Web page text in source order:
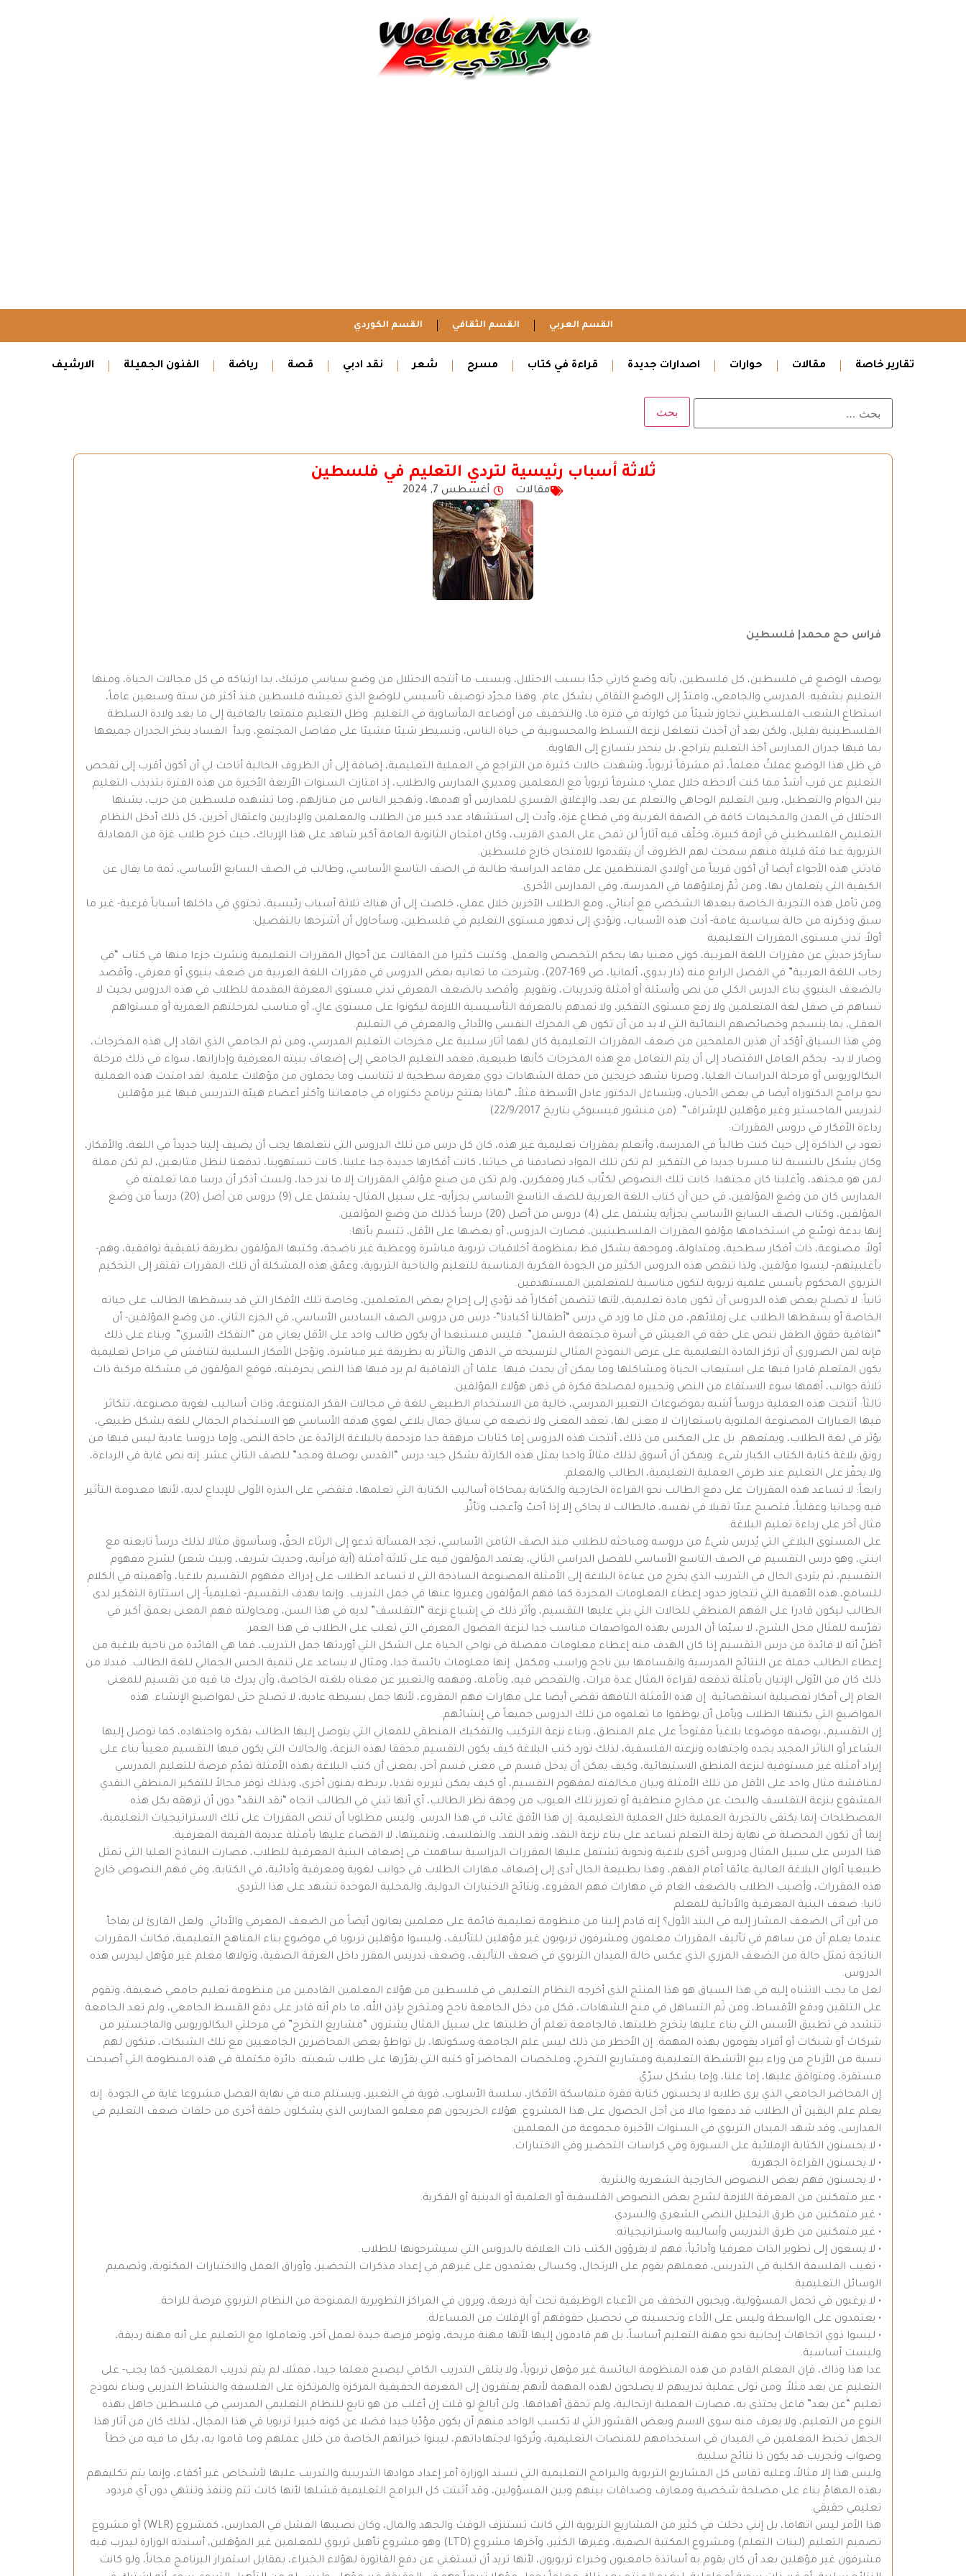
القسم العربي القسم الثقافي القسم الكوردي
تقارير خاصة مقالات حوارات اصدارات جديدة قراءة في كتاب مسرح شعر نقد ادبي قصة رياضة الفنون الجميلة الارشيف
ثلاثة أسباب رئيسية لتردي التعليم في فلسطين
مقالات أغسطس 7, 2024
فراس حج محمد| فلسطين
يوصف الوضع في فلسطين، كل فلسطين، بأنه وضع كارثي جدّا بسبب الاحتلال، وبسبب ما أنتجه الاحتلال من وضع سياسي مرتبك، بدا ارتباكه في كل مجالات الحياة، ومنها
التعليم بشقيه: المدرسي والجامعي، وامتدّ إلى الوضع الثقافي بشكل عام. وهذا مجرّد توصيف تأسيسي للوضع الذي تعيشه فلسطين منذ أكثر من ستة وسبعين عاماً،
استطاع الشعب الفلسطيني تجاوز شيئاً من كوارثه في فترة ما، والتخفيف من أوضاعه المأساوية في التعليم. وظل التعليم متمتعا بالعافية إلى ما بعد ولادة السلطة
الفلسطينية بقليل، ولكن بعد أن أخذت تتغلغل نزعة التسلط والمحسوبية في حياة الناس، وتسيطر شيئا فشيئا على مفاصل المجتمع، وبدأ الفساد ينخر الجدران جميعها
بما فيها جدران المدارس أخذ التعليم يتراجع، بل ينحدر بتسارع إلى الهاوية.
في ظل هذا الوضع عملتُ معلماً، ثم مشرفاً تربوياً، وشهدت حالات كثيرة من التراجع في العملية التعليمية، إضافة إلى أن الظروف الحالية أتاحت لي أن أكون أقرب إلى تفحص
التعليم عن قرب أشدّ مما كنت ألاحظه خلال عملي؛ مشرفاً تربوياً مع المعلمين ومديري المدارس والطلاب، إذ امتازت السنوات الأربعة الأخيرة من هذه الفترة بتذبذب التعليم
بين الدوام والتعطيل، وبين التعليم الوجاهي والتعلم عن بعد، والإغلاق القسري للمدارس أو هدمها، وتهجير الناس من منازلهم، وما تشهده فلسطين من حرب، يشنها
الاحتلال في المدن والمخيمات كافة في الضفة الغربية وفي قطاع غزة، وأدت إلى استشهاد عدد كبير من الطلاب والمعلمين والإداريين واعتقال آخرين، كل ذلك أدخل النظام
التعليمي الفلسطيني في أزمة كبيرة، وخلّف فيه آثاراً لن تمحى على المدى القريب، وكان امتحان الثانوية العامة أكبر شاهد على هذا الإرباك، حيث خرج طلاب غزة من المعادلة
التربوية عدا فئة قليلة منهم سمحت لهم الظروف أن يتقدموا للامتحان خارج فلسطين.
قادتني هذه الأجواء أيضا أن أكون قريباً من أولادي المنتظمين على مقاعد الدراسة؛ طالبة في الصف التاسع الأساسي، وطالب في الصف السابع الأساسي، ثمة ما يقال عن
الكيفية التي يتعلمان بها، ومن ثَمّ زملاؤهما في المدرسة، وفي المدارس الأخرى.
ومن تأمل هذه التجربة الخاصة ببعدها الشخصي مع أبنائي، ومع الطلاب الآخرين خلال عملي، خلصت إلى أن هناك ثلاثة أسباب رئيسية، تحتوي في داخلها أسباباً فرعية- غير ما
سبق وذكرته من حالة سياسية عامة- أدت هذه الأسباب، وتؤدي إلى تدهور مستوى التعليم في فلسطين، وسأحاول أن أشرحها بالتفصيل:
أولاً: تدني مستوى المقررات التعليمية
سأركز حديثي عن مقررات اللغة العربية، كوني معنيا بها بحكم التخصص والعمل. وكتبت كثيرا من المقالات عن أحوال المقررات التعليمية ونشرت جزءا منها في كتاب “في
رحاب اللغة العربية” في الفصل الرابع منه (دار بدوي، ألمانيا، ص 169-207)، وشرحت ما تعانيه بعض الدروس في مقررات اللغة العربية من ضعف بنيوي أو معرفي، وأقصد
بالضعف البنيوي بناء الدرس الكلي من نص وأسئلة أو أمثلة وتدريبات، وتقويم. وأقصد بالضعف المعرفي تدني مستوى المعرفة المقدمة للطلاب في هذه الدروس بحيث لا
تساهم في صقل لغة المتعلمين ولا رفع مستوى التفكير، ولا تمدهم بالمعرفة التأسيسية اللازمة ليكونوا على مستوى عالٍ، أو مناسب لمرحلتهم العمرية أو مستواهم
العقلي، بما ينسجم وخصائصهم النمائية التي لا بد من أن تكون هي المحرك النفسي والأدائي والمعرفي في التعليم.
وفي هذا السياق أؤكد أن هذين الملمحين من ضعف المقررات التعليمية كان لهما آثار سلبية على مخرجات التعليم المدرسي، ومن ثم الجامعي الذي انقاد إلى هذه المخرجات،
وصار لا بد- بحكم العامل الاقتصاد إلى أن يتم التعامل مع هذه المخرجات كأنها طبيعية، فعمد التعليم الجامعي إلى إضعاف بنيته المعرفية وإداراتها، سواء في ذلك مرحلة
البكالوريوس أو مرحلة الدراسات العليا، وصرنا نشهد خريجين من حملة الشهادات ذوي معرفة سطحية لا تتناسب وما يحملون من مؤهلات علمية. لقد امتدت هذه العملية
نحو برامج الدكتوراه أيضا في بعض الأحيان، ويتساءل الدكتور عادل الأسطة مثلاً، “لماذا يفتتح برنامج دكتوراه في جامعاتنا وأكثر أعضاء هيئة التدريس فيها غير مؤهلين
لتدريس الماجستير وغير مؤهلين للإشراف”. (من منشور فيسبوكي بتاريخ 22/9/2017)
رداءة الأفكار في دروس المقررات:
تعود بي الذاكرة إلى حيث كنت طالباً في المدرسة، وأتعلم بمقررات تعليمية غير هذه، كان كل درس من تلك الدروس التي نتعلمها يجب أن يضيف إلينا جديداً في اللغة، والأفكار،
وكان يشكل بالنسبة لنا مسربا جديدا في التفكير. لم تكن تلك المواد تصادفنا في حياتنا، كانت أفكارها جديدة جدا علينا، كانت تستهوينا، تدفعنا لنظل متابعين، لم تكن مملة
لمن هو مجتهد، وأغلبنا كان مجتهدا. كانت تلك النصوص لكتّاب كبار ومفكرين، ولم تكن من صنع مؤلفي المقررات إلا ما ندر جدا، ولست أذكر أن درسا مما تعلمته في
المدارس كان من وضع المؤلفين، في حين أن كتاب اللغة العربية للصف التاسع الأساسي بجزأيه- على سبيل المثال- يشتمل على (9) دروس من أصل (20) درساً من وضع
المؤلفين، وكتاب الصف السابع الأساسي بجزأيه يشتمل على (4) دروس من أصل (20) درساً كذلك من وضع المؤلفين.
إنها بدعة توسّع في استخدامها مؤلفو المقررات الفلسطينيين، فصارت الدروس، أو بعضها على الأقل، تتسم بأنها:
أولاً: مصنوعة، ذات أفكار سطحية، ومتداولة، وموجهة بشكل فظ بمنظومة أخلاقيات تربوية مباشرة ووعظية غير ناضجة، وكتبها المؤلفون بطريقة تلفيقية توافقية، وهم-
بأغلبيتهم- ليسوا مؤلفين، ولذا تنقص هذه الدروس الكثير من الجودة الفكرية المناسبة للتعليم والناحية التربوية، وعمّق هذه المشكلة أن تلك المقررات تفتقر إلى التحكيم
التربوي المحكوم بأسس علمية تربوية لتكون مناسبة للمتعلمين المستهدفين.
ثانياً: لا تصلح بعض هذه الدروس أن تكون مادة تعليمية، لأنها تتضمن أفكاراً قد تؤدي إلى إحراج بعض المتعلمين، وخاصة تلك الأفكار التي قد يسقطها الطالب على حياته
الخاصة أو يسقطها الطلاب على زملائهم، من مثل ما ورد في درس “أطفالنا أكبادنا”- درس من دروس الصف السادس الأساسي، في الجزء الثاني، من وضع المؤلفين- أن
“اتفاقية حقوق الطفل تنص على حقه في العيش في أسرة مجتمعة الشمل”. فليس مستبعدا أن يكون طالب واحد على الأقل يعاني من “التفكك الأسري”. وبناء على ذلك
فإنه لمن الضروري أن تركز المادة التعليمية على عرض النموذج المثالي لترسيخه في الذهن والتأثر به بطريقة غير مباشرة، وتؤجل الأفكار السلبية لتناقش في مراحل تعليمية
يكون المتعلم قادرا فيها على استيعاب الحياة ومشاكلها وما يمكن أن يحدث فيها. علما أن الاتفاقية لم يرد فيها هذا النص بحرفيته، فوقع المؤلفون في مشكلة مركبة ذات
ثلاثة جوانب، أهمها سوء الاستقاء من النص وتجييره لمصلحة فكرة في ذهن هؤلاء المؤلفين.
ثالثاً: أنتجت هذه العملية دروساً أشبه بموضوعات التعبير المدرسي، خالية من الاستخدام الطبيعي للغة في مجالات الفكر المتنوعة، وذات أساليب لغوية مصنوعة، تتكاثر
فيها العبارات المصنوعة الملتوية باستعارات لا معنى لها، تعقد المعنى ولا تضعه في سياق جمال بلاغي لغوي هدفه الأساسي هو الاستخدام الجمالي للغة بشكل طبيعي،
يؤثر في لغة الطلاب، ويمتعهم. بل على العكس من ذلك، أنتجت هذه الدروس إما كتابات مرهقة جدا مزدحمة بالبلاغة الزائدة عن حاجة النص، وإما دروسا عادية ليس فيها من
رونق بلاغة كتابة الكتاب الكبار شيء. ويمكن أن أسوق لذلك مثالاً واحدا يمثل هذه الكارثة بشكل جيد؛ درس “القدس بوصلة ومجد” للصف الثاني عشر. إنه نص غاية في الرداءة،
ولا يحفّز على التعليم عند طرفي العملية التعليمية، الطالب والمعلم.
رابعاً: لا تساعد هذه المقررات على دفع الطالب نحو القراءة الخارجية والكتابة بمحاكاة أساليب الكتابة التي تعلمها، فتقضي على البذرة الأولى للإبداع لديه، لأنها معدومة التأثير
فيه وجدانيا وعقلياً، فتصبح عبئا ثقيلا في نفسه، فالطالب لا يحاكي إلا إذا أحبّ وأعجب وتأثّر.
مثال آخر على رداءة تعليم البلاغة:
على المستوى البلاغي التي يُدرس شيءُ من دروسه ومباحثه للطلاب منذ الصف الثامن الأساسي، تجد المسألة تدعو إلى الرثاء الحقّ، وسأسوق مثالا لذلك درساً تابعته مع
ابنتي، وهو درس التقسيم في الصف التاسع الأساسي للفصل الدراسي الثاني، يعتمد المؤلفون فيه على ثلاثة أمثلة (آية قرآنية، وحديث شريف، وبيت شعر) لشرح مفهوم
التقسيم، ثم يتردى الحال في التدريب الذي يخرج من عباءة البلاغة إلى الأمثلة المصنوعة الساذجة التي لا تساعد الطلاب على إدراك مفهوم التقسيم بلاغيا، وأهميته في الكلام
للسامع، هذه الأهمية التي تتجاوز حدود إعطاء المعلومات المجردة كما فهم المؤلفون وعبروا عنها في جمل التدريب. وإنما يهدف التقسيم- تعليمياً- إلى استثارة التفكير لدى
الطالب ليكون قادرا على الفهم المنطقي للحالات التي بني عليها التقسيم، وأثر ذلك في إشباع نزعة “التفلسف” لديه في هذا السن، ومحاولته فهم المعنى بعمق أكبر في
تفرّسه للمثال محل الشرح، لا سيّما أن الدرس بهذه المواصفات مناسب جدا لنزعة الفضول المعرفي التي تغلب على الطلاب في هذا العمر.
أظنّ أنه لا فائدة من درس التقسيم إذا كان الهدف منه إعطاء معلومات مفصلة في نواحي الحياة على الشكل التي أوردتها جمل التدريب، فما هي الفائدة من ناحية بلاغية من
إعطاء الطالب جملة عن النتائج المدرسية وانقسامها بين ناجح وراسب ومكمل. إنها معلومات بائسة جدا، ومثال لا يساعد على تنمية الحس الجمالي للغة الطالب. فبدلا من
ذلك كان من الأولى الإتيان بأمثلة تدفعه لقراءة المثال عدة مرات، والتفحص فيه، وتأمله، وفهمه والتعبير عن معناه بلغته الخاصة، وأن يدرك ما فيه من تقسيم للمعنى
العام إلى أفكار تفصيلية استقصائية. إن هذه الأمثلة التافهة تقضي أيضا على مهارات فهم المقروء، لأنها جمل بسيطة عادية، لا تصلح حتى لمواضيع الإنشاء. هذه
المواضيع التي يكتبها الطلاب ويأمل أن يوظفوا ما تعلموه من تلك الدروس جميعاً في إنشائهم.
إن التقسيم، بوصفه موضوعا بلاغياً مفتوحاً على علم المنطق، وبناء نزعة التركيب والتفكيك المنطقي للمعاني التي يتوصل إليها الطالب بفكره واجتهاده، كما توصل إليها
الشاعر أو الناثر المجيد بجده واجتهاده ونزعته الفلسفية، لذلك تورد كتب البلاغة كيف يكون التقسيم محققا لهذه النزعة، والحالات التي يكون فيها التقسيم معيباً بناء على
إيراد أمثلة غير مستوفية لنزعة المنطق الاستيفائية، وكيف يمكن أن يدخل قسم في معنى قسم آخر، بمعنى أن كتب البلاغة بهذه الأمثلة تقدّم فرصة للتعليم المدرسي
لمناقشة مثال واحد على الأقل من تلك الأمثلة وبيان مخالفته لمفهوم التقسيم، أو كيف يمكن تبريره نقديا، بربطه بفنون أخرى، وبذلك توفر مجالاً للتفكير المنطقي النقدي
المشفوع بنزعة التفلسف والبحث عن مخارج منطقية أو تعزيز تلك العيوب من وجهة نظر الطالب، أي أنها تبني في الطالب اتجاه “نقد النقد” دون أن ترهقه بكل هذه
المصطلحات إنما يكتفى بالتجربة العملية خلال العملية التعليمية. إن هذا الأفق غائب في هذا الدرس. وليس مطلوبا أن تنص المقررات على تلك الاستراتيجيات التعليمية،
إنما أن تكون المحصلة في نهاية رحلة التعلم تساعد على بناء نزعة النقد، ونقد النقد، والتفلسف، وتنميتها، لا القضاء عليها بأمثلة عديمة القيمة المعرفية.
هذا الدرس على سبيل المثال ودروس أخرى بلاغية ونحوية تشتمل عليها المقررات الدراسية ساهمت في إضعاف البنية المعرفية للطلاب، فصارت النماذج العليا التي تمثل
طبيعيا ألوان البلاغة العالية عائقا أمام الفهم، وهذا بطبيعة الحال أدى إلى إضعاف مهارات الطلاب في جوانب لغوية ومعرفية وأدائية، في الكتابة، وفي فهم النصوص خارج
هذه المقررات، وأصيب الطلاب بالضعف العام في مهارات فهم المقروء، ونتائج الاختبارات الدولية، والمحلية الموحدة تشهد على هذا التردي.
ثانيا: ضعف البنية المعرفية والأدائية للمعلم
من أين أتى الضعف المشار إليه في البند الأول؟ إنه قادم إلينا من منظومة تعليمية قائمة على معلمين يعانون أيضاً من الضعف المعرفي والأدائي. ولعل القارئ لن يفاجأ
عندما يعلم أن من ساهم في تأليف المقررات معلمون ومشرفون تربويون غير مؤهلين للتأليف، وليسوا مؤهلين تربويا في موضوع بناء المناهج التعليمية، فكانت المقررات
الناتجة تمثل حالة من الضعف المزري الذي عكس حالة الميدان التربوي في ضعف التأليف، وضعف تدريس المقرر داخل الغرفة الصفية، وتولاها معلم غير مؤهل ليدرس هذه
الدروس.
لعل ما يجب الانتباه إليه في هذا السياق هو هذا المنتج الذي أخرجه النظام التعليمي في فلسطين من هؤلاء المعلمين القادمين من منظومة تعليم جامعي ضعيفة، وتقوم
على التلقين ودفع الأقساط، ومن ثَم التساهل في منح الشهادات، فكل من دخل الجامعة ناجح ومتخرج بإذن الله، ما دام أنه قادر على دفع القسط الجامعي، ولم تعد الجامعة
تتشدد في تطبيق الأسس التي بناء عليها يتخرج طلبتها، فالجامعة تعلم أن طلبتها على سبيل المثال يشترون “مشاريع التخرج” في مرحلتي البكالوريوس والماجستير من
شركات أو شبكات أو أفراد يقومون بهذه المهمة. إن الأخطر من ذلك ليس علم الجامعة وسكوتها، بل تواطؤ بعض المحاضرين الجامعيين مع تلك الشبكات، فتكون لهم
نسبة من الأرباح من وراء بيع الأنشطة التعليمية ومشاريع التخرج، وملخصات المحاضر أو كتبه التي يقرّرها على طلاب شعبته. دائرة مكتملة في هذه المنظومة التي أصبحت
مستقرة، ومتوافق عليها، إما علنا، وإما بشكل سرّيّ.
إن المحاضر الجامعي الذي يرى طلابه لا يحسنون كتابة فقرة متماسكة الأفكار، سلسة الأسلوب، قوية في التعبير، ويستلم منه في نهاية الفصل مشروعا غاية في الجودة. إنه
يعلم علم اليقين أن الطلاب قد دفعوا مالا من أجل الحصول على هذا المشروع. هؤلاء الخريجون هم معلمو المدارس الذي يشكلون حلقة أخرى من حلقات ضعف التعليم في
المدارس، وقد شهد الميدان التربوي في السنوات الأخيرة مجموعة من المعلمين:
• لا يحسنون الكتابة الإملائية على السبورة وفي كراسات التحضير وفي الاختبارات.
• لا يحسنون القراءة الجهرية.
• لا يحسنون فهم بعض النصوص الخارجية الشعرية والنثرية.
• عير متمكنين من المعرفة اللازمة لشرح بعض النصوص الفلسفية أو العلمية أو الدينية أو الفكرية.
• غير متمكنين من طرق التحليل النصي الشعري والسردي.
• غير متمكنين من طرق التدريس وأساليبه واستراتيجياته.
• لا يسعون إلى تطوير الذات معرفيا وأدائياً، فهم لا يقرؤون الكتب ذات العلاقة بالدروس التي سيشرحونها للطلاب.
• تغيب الفلسفة الكلية في التدريس، فعملهم يقوم على الارتجال، وكسالى يعتمدون على غيرهم في إعداد مذكرات التحضير، وأوراق العمل والاختبارات المكتوبة، وتصميم
الوسائل التعليمية.
• لا يرغبون في تحمل المسؤولية، ويحبون التخفف من الأعباء الوظيفية تحت أية ذريعة، ويرون في المراكز التطويرية الممنوحة من النظام التربوي فرصة للراحة.
• يعتمدون على الواسطة وليس على الأداء وتحسينه في تحصيل حقوقهم أو الإفلات من المساءلة.
• ليسوا ذوي اتجاهات إيجابية نحو مهنة التعليم أساساً، بل هم قادمون إليها لأنها مهنة مريحة، وتوفر فرصة جيدة لعمل آخر، وتعاملوا مع التعليم على أنه مهنة رديفة،
وليست أساسية.
عدا هذا وذاك، فإن المعلم القادم من هذه المنظومة البائسة غير مؤهل تربوياً، ولا يتلقى التدريب الكافي ليصبح معلما جيدا، فمثلا، لم يتم تدريب المعلمين- كما يجب- على
التعليم عن بعد مثلاً. ومن تولى عملية تدريبهم لا يصلحون لهذه المهمة لأنهم يفتقرون إلى المعرفة الحقيقية المركزة والمرتكزة على الفلسفة والنشاط التدريبي وبناء نموذج
تعليم “عن بعد” فاعل يحتذى به، فصارت العملية ارتجالية، ولم تحقق أهدافها. ولن أبالغ لو قلت إن أغلب من هو تابع للنظام التعليمي المدرسي في فلسطين جاهل بهذه
النوع من التعليم، ولا يعرف منه سوى الاسم وبعض القشور التي لا تكسب الواحد منهم أن يكون مؤدّيا جيدا فضلا عن كونه خبيرا تربويا في هذا المجال، لذلك كان من آثار هذا
الجهل تخبط المعلمين في الميدان في استخدامهم للمنصات التعليمية، وتُركوا لاجتهاداتهم، ليبنوا خبراتهم الخاصة من خلال عملهم وما قاموا به، بكل ما فيه من خطأ
وصواب وتجريب قد يكون ذا نتائج سلبية.
وليس هذا إلا مثالاً، وعليه تقاس كل المشاريع التربوية والبرامج التعليمية التي تسند الوزارة أمر إعداد موادها التدريبية والتدريب عليها لأشخاص غير أكفاء، وإنما يتم تكليفهم
بهذه المهامّ بناء على مصلحة شخصية ومعارف وصداقات بينهم وبين المسؤولين، وقد أثبتت كل البرامج التعليمية فشلها لأنها كانت تتم وتنفذ وتنتهي دون أي مردود
تعليمي حقيقي.
هذا الأمر ليس اتهاما، بل إنني دخلت في كثير من المشاريع التربوية التي كانت تستنزف الوقت والجهد والمال، وكان نصيبها الفشل في المدارس، كمشروع (WLR) أو مشروع
تصميم التعليم (لبنات التعلم) ومشروع المكتبة الصفية، وغيرها الكثير، وآخرها مشروع (LTD) وهو مشروع تأهيل تربوي للمعلمين غير المؤهلين، أسندته الوزارة ليدرب فيه
مشرفون غير مؤهلين بعد أن كان يقوم به أساتذة جامعيون وخبراء تربويون، لأنها تريد أن تستغني عن دفع الفاتورة لهؤلاء الخبراء، بمقابل استمرار البرنامج مجاناً، ولو كانت